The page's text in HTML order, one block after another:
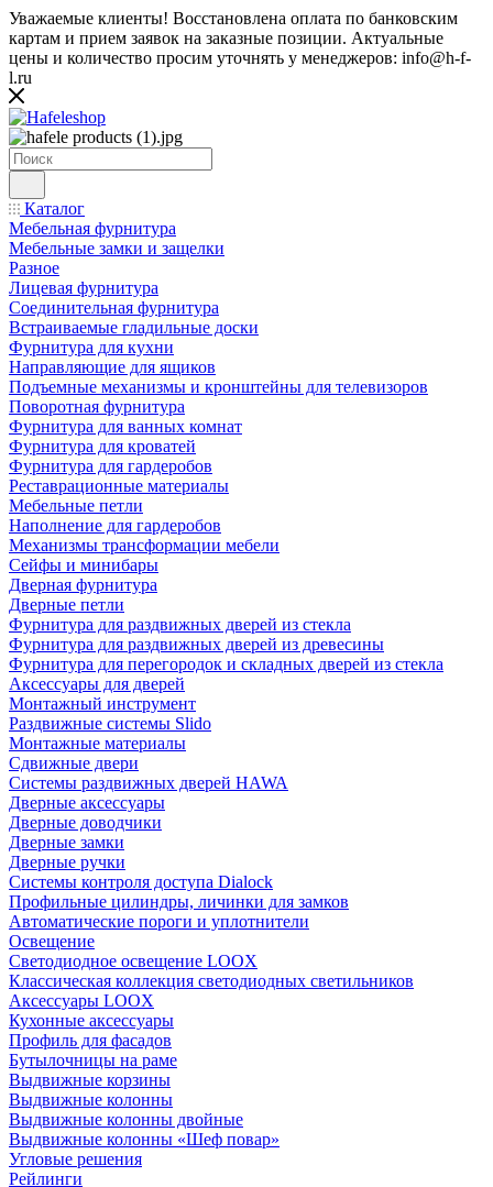
Уважаемые клиенты! Восстановлена оплата по банковским
картам и прием заявок на заказные позиции. Актуальные
цены и количество просим уточнять у менеджеров: info@h-f-
l.ru
Каталог
Мебельная фурнитура
Мебельные замки и защелки
Разное
Лицевая фурнитура
Соединительная фурнитура
Встраиваемые гладильные доски
Фурнитура для кухни
Направляющие для ящиков
Подъемные механизмы и кронштейны для телевизоров
Поворотная фурнитура
Фурнитура для ванных комнат
Фурнитура для кроватей
Фурнитура для гардеробов
Реставрационные материалы
Мебельные петли
Наполнение для гардеробов
Механизмы трансформации мебели
Сейфы и минибары
Дверная фурнитура
Дверные петли
Фурнитура для раздвижных дверей из стекла
Фурнитура для раздвижных дверей из древесины
Фурнитура для перегородок и складных дверей из стекла
Аксессуары для дверей
Монтажный инструмент
Раздвижные системы Slido
Монтажные материалы
Сдвижные двери
Системы раздвижных дверей HAWA
Дверные аксессуары
Дверные доводчики
Дверные замки
Дверные ручки
Системы контроля доступа Dialock
Профильные цилиндры, личинки для замков
Автоматические пороги и уплотнители
Освещение
Светодиодное освещение LOOX
Классическая коллекция светодиодных светильников
Аксессуары LOOX
Кухонные аксессуары
Профиль для фасадов
Бутылочницы на раме
Выдвижные корзины
Выдвижные колонны
Выдвижные колонны двойные
Bыдвижные колонны «Шеф повар»
Угловые решения
Рейлинги